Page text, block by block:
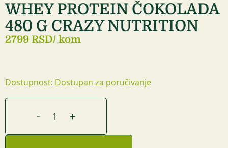
WHEY PROTEIN ČOKOLADA
480 G CRAZY NUTRITION
2799 RSD/ kom
Dostupnost: Dostupan za poručivanje
- +